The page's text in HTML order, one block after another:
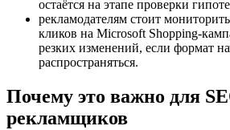
остаётся на этапе проверки
рекламодателям стоит
кликов на Microsoft Shopping-
резких изменений, если формат
распространяться.
Почему это важно для
рекламщиков